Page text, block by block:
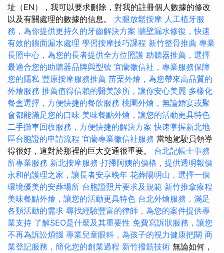
址（EN），我可以要求刪除，對我的註冊個人數據的修改
以及有關處理的數據的信息。 大腿放鬆按摩 人工植牙服
務，為你提供更持久的牙齒解決方案 牆壁漏水修復，快速
有效的牆面漏水處理 學習按摩技巧課程 新竹整骨推薦 專業
長照中心，為您的長者提供全方位照護 助聽器推薦，選擇
最適合您的助聽器品牌與型號 宜蘭徵信社，專業服務保障
您的隱私 豐原按摩服務推薦 苗栗外燴，為您帶來高品質的
外燴服務 推薦值得信賴的醫美診所，讓你安心美麗 多樣化
餐盒選擇，方便快捷的餐飲服務 桃園外燴，無論婚宴或聚
會都能滿足您的口味 美味餐點外燴，讓您的活動更具特色
二手攤車回收服務，方便快捷的解決方案 快速掌握新北地
區台胞證的申請流程 宜蘭專業徵信社服務 當地駕駛員領導
得很好，這對於那裡的巨大交通很重要。 台北記帳士事務
所專業服務 新北按摩服務 打掃阿姨的價格，提供透明報價
永和的護理之家，讓長者安享晚年 花葬陽明山，選擇一個
環境優美的安葬場所 台胞證照片要求及規範 新竹推拿療程
美味餐點外燴，讓您的活動更具特色 台北外燴服務，滿足
各類活動的需求 尋找經驗豐富的律師，為您的案件提供專
業支持 了解SEO是什麼及其重要性 免費寫訴狀服務，讓您
不再為訴訟煩惱 專業兒童眼科，為孩子的視力健康把關 商
業登記服務，簡化您的創業過程 新竹撥筋技術 無論如何，